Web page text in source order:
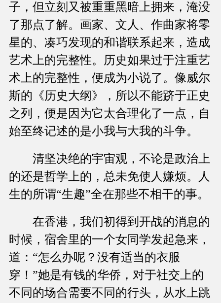
子，但立刻又被重重黑暗上拥来，淹没
了那点了解。画家、文人、作曲家将零
星的、凑巧发现的和谐联系起来，造成
艺术上的完整性。历史如果过于注重艺
术上的完整性，便成为小说了。像威尔
斯的《历史大纲》，所以不能跻于正史
之列，便是因为它太合理化了一点，自
始至终记述的是小我与大我的斗争。
清坚决绝的宇宙观，不论是政治上
的还是哲学上的，总未免使人嫌烦。人
生的所谓“生趣”全在那些不相干的事。
在香港，我们初得到开战的消息的
时候，宿舍里的一个女同学发起急来，
道：“怎么办呢？没有适当的衣服
穿！”她是有钱的华侨，对于社交上的
不同的场合需要不同的行头，从水上跳